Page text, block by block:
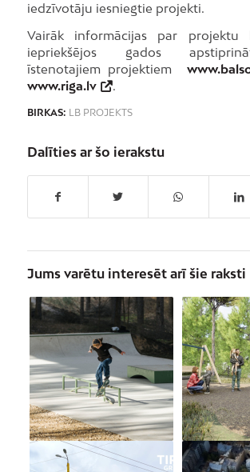
iedzīvotāju iesniegtie projekti.
Vairāk informācijas par projektu
iepriekšējos gados
īstenotajiem projektiem
www.riga.lv
.
BIRKAS: LB PROJEKTS
Dalīties ar šo ierakstu
Jums varētu interesēt arī šie raksti